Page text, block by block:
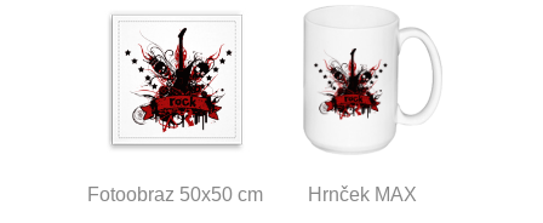
Fotoobraz 50x50 cm Hrnček MAX